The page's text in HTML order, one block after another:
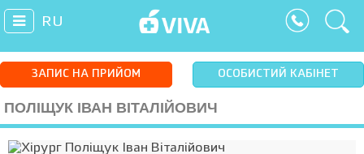
RU
ЗАПИС НА ПРИЙОМ ОСОБИСТИЙ КАБІНЕТ
ПОЛІЩУК ІВАН ВІТАЛІЙОВИЧ